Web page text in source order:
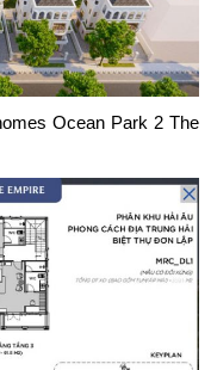
Ocean Park 2 The